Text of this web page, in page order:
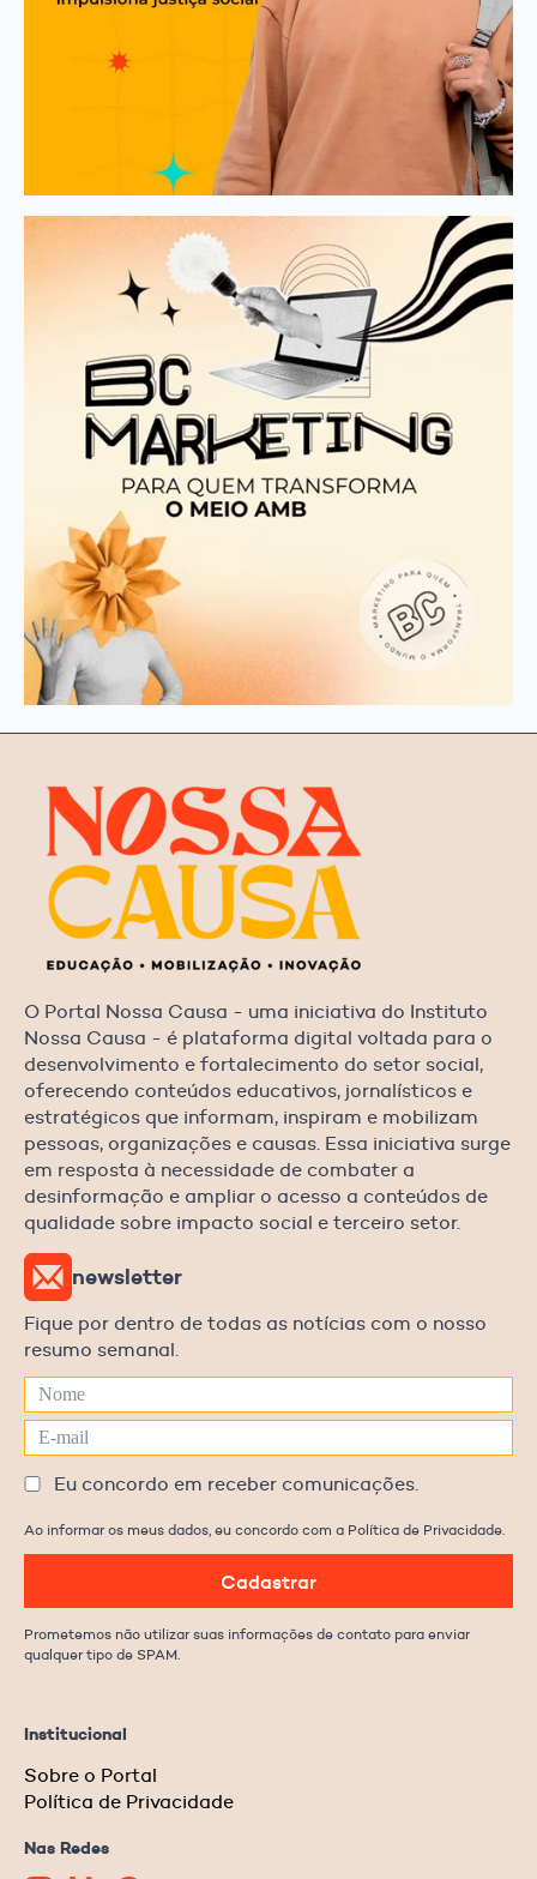
O Portal Nossa Causa - uma iniciativa do Instituto
Nossa Causa - é plataforma digital voltada para o
desenvolvimento e fortalecimento do setor social,
oferecendo conteúdos educativos, jornalísticos e
estratégicos que informam, inspiram e mobilizam
pessoas, organizações e causas. Essa iniciativa surge
em resposta à necessidade de combater a
desinformação e ampliar o acesso a conteúdos de
qualidade sobre impacto social e terceiro setor.
Institucional
Sobre o Portal
Política de Privacidade
Nas Redes
newsletter
Fique por dentro de todas as notícias com o nosso
resumo semanal.
Eu concordo em receber comunicações.
Ao informar os meus dados, eu concordo com a Política de Privacidade.
Cadastrar
Prometemos não utilizar suas informações de contato para enviar
qualquer tipo de SPAM.